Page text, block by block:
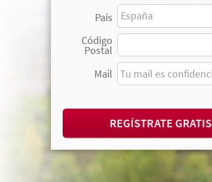
País
España
Código
Postal
Mail
REGÍSTRATE GRATIS